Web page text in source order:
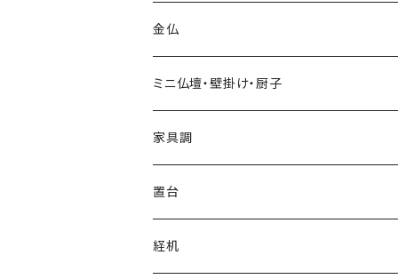
台付
台付
金仏
ミニ仏壇・壁掛け・厨子
家具調
上置
台付
置台
経机